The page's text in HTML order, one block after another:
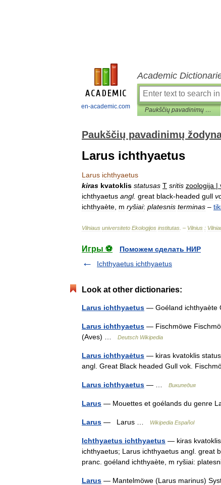
en-academic.com
Academic
Paukščių pavadinimų žodynas
Paukščių pavadinimų
Larus ichthyaetus
Larus ichthyaetus
kiras kvatoklis statusas T sritis zoologija |
ichthyaetus angl. great black-headed gull
ichthyaète m ryšiai: platesnis terminas –
Vilniaus universiteto Ekologijos institutas . – Vilnius :
Игры ⚽
Поможем сделать НИР
Ichthyaetus ichthyaetus
Look at other dictionaries:
Larus ichthyaetus — Goéland
Larus ichthyaetus — Fischmöwe
(Aves) …
Deutsch Wikipedia
Larus ichthyaėtus — kiras kvatoklis
angl. Great Black headed Gull vok.
Larus ichthyaetus — … Википедия
Larus — Mouettes et goélands du genre
Larus — Larus … Wikipedia Español
Ichthyaetus ichthyaetus — kiras
ichthyaetus; Larus ichthyaetus angl. great
pranc. goéland ichthyaète, m ryšiai:
Larus — Mantelmöwe (Larus marinus)